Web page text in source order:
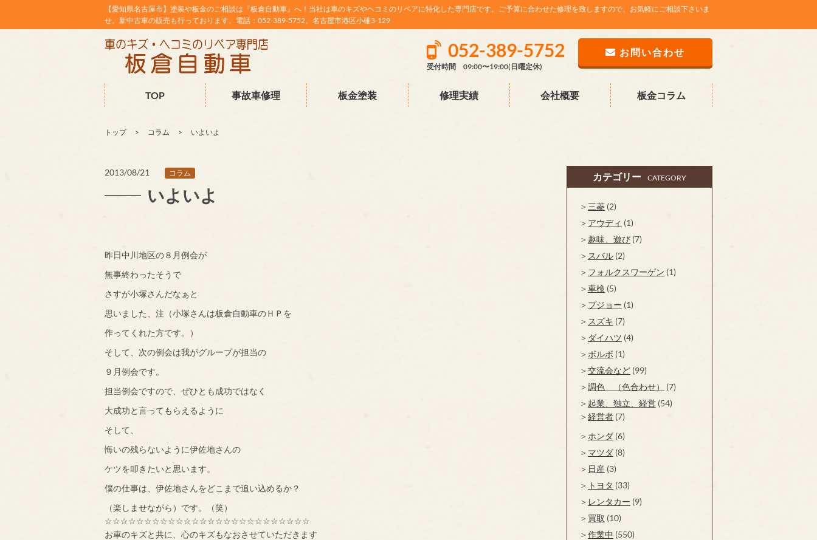
【愛知県名古屋市】塗装や板金のご相談は『板倉自動車』へ！当社は車のキズやヘコミのリペアに特化した専門店です。ご予算に合わせた修理を致しますので、お気軽にご相談下さいま
せ。新中古車の販売も行っております。電話：052-389-5752。名古屋市港区小碓3-129
052-389-5752
受付時間 09:00〜19:00(日曜定休)
お問い合わせ
TOP 事故車修理 板金塗装 修理実績 会社概要 板金コラム
トップ コラム いよいよ
2013/08/21 コラム
いよいよ
昨日中川地区の８月例会が
無事終わったそうで
さすが小塚さんだなぁと
思いました、注（小塚さんは板倉自動車のＨＰを
作ってくれた方です。）
そして、次の例会は我がグループが担当の
９月例会です。
担当例会ですので、ぜひとも成功ではなく
大成功と言ってもらえるように
そして、
悔いの残らないように伊佐地さんの
ケツを叩きたいと思います。
僕の仕事は、伊佐地さんをどこまで追い込めるか？
（楽しませながら）です。（笑）
☆☆☆☆☆☆☆☆☆☆☆☆☆☆☆☆☆☆☆☆☆☆☆☆☆☆
お車のキズと共に、心のキズもなおさせていただきます
カテゴリー CATEGORY
三菱 (2)
アウディ (1)
趣味、遊び (7)
スバル (2)
フォルクスワーゲン (1)
車検 (5)
プジョー (1)
スズキ (7)
ダイハツ (4)
ボルボ (1)
交流会など (99)
調色 （色合わせ）
(7)
起業、独立、経営 (54)
経営者 (7)
ホンダ (6)
マツダ (8)
日産 (3)
トヨタ (33)
レンタカー (9)
買取 (10)
作業中 (550)